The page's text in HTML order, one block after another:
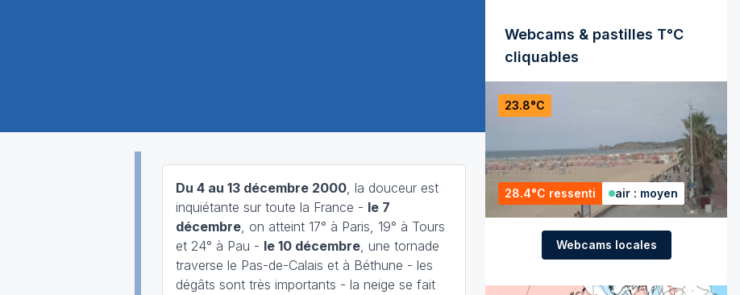
Du 4 au 13 décembre 2000, la douceur est
inquiétante sur toute la France - le 7
décembre, on atteint 17° à Paris, 19° à Tours
et 24° à Pau - le 10 décembre, une tornade
traverse le Pas-de-Calais et à Béthune - les
dégâts sont très importants - la neige se fait
Webcams & pastilles T°C
cliquables
23.8°C
28.4°C ressenti air : moyen
Webcams locales